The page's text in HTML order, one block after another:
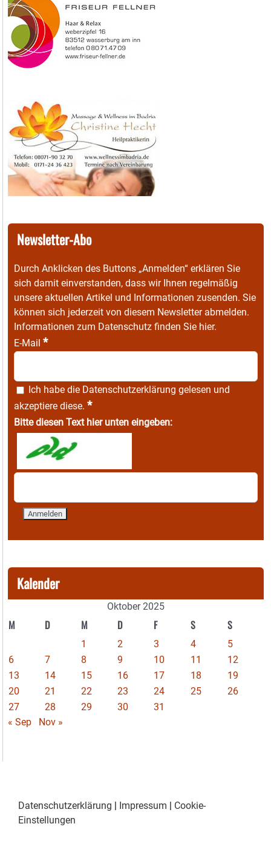
Newsletter-Abo
Durch Anklicken des Buttons „Anmelden“ erklären Sie
sich damit einverstanden, dass wir Ihnen regelmäßig
unsere aktuellen Artikel und Informationen zusenden. Sie
können sich jederzeit von diesem Newsletter abmelden.
Informationen zum Datenschutz finden Sie hier.
E-Mail *
Ich habe die Datenschutzerklärung gelesen und
akzeptiere diese. *
Bitte diesen Text hier unten eingeben:
Kalender
Oktober 2025
M D M D F S S
1 2 3 4
5
6
7 8 9 10 11
12
13
14 15 16 17 18
19
20
21 22 23 24 25
26
27
28 29 30
31
« Sep
Nov »
Datenschutzerklärung | Impressum | Cookie-
Einstellungen